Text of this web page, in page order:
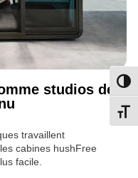
studios de
travaillent
cabines hushFree
facile.